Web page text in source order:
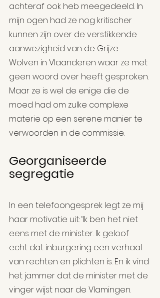
achteraf ook heb meegedeeld. In
mijn ogen had ze nog kritischer
kunnen zijn over de verstikkende
aanwezigheid van de Grijze
Wolven in Vlaanderen waar ze met
geen woord over heeft gesproken.
Maar ze is wel de enige die de
moed had om zulke complexe
materie op een serene manier te
verwoorden in de commissie.
Georganiseerde
segregatie
In een telefoongesprek legt ze mij
haar motivatie uit: ‘Ik ben het niet
eens met de minister. Ik geloof
echt dat inburgering een verhaal
van rechten en plichten is. En ik vind
het jammer dat de minister met de
vinger wijst naar de Vlamingen.